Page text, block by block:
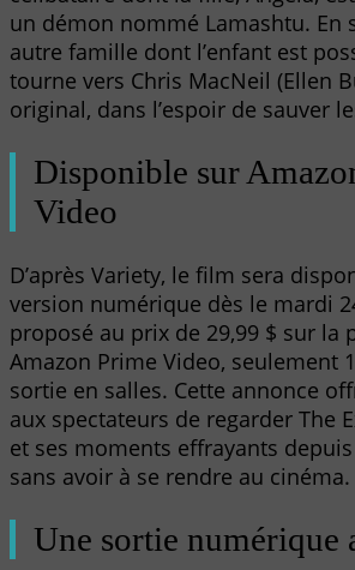
un démon nommé Lamashtu. En
autre famille dont l’enfant est
tourne vers Chris MacNeil (Ellen
original, dans l’espoir de sauver
Disponible sur
Video
D’après Variety, le film sera
version numérique dès le mardi
proposé au prix de 29,99 $ sur la
Amazon Prime Video, seulement
sortie en salles. Cette annonce
aux spectateurs de regarder The
et ses moments effrayants
sans avoir à se rendre au cinéma.
Une sortie numérique